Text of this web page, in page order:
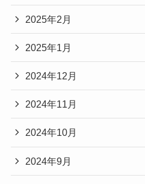
2025年2月
2025年1月
2024年12月
2024年11月
2024年10月
2024年9月